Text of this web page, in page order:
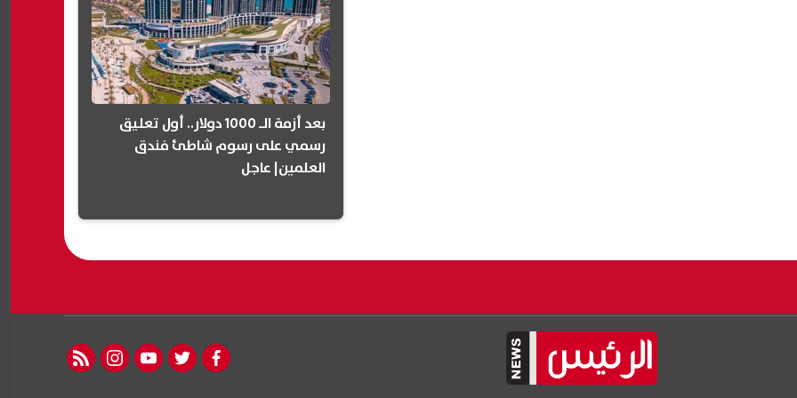
بعد أزمة الـ 1000 دولار.. أول تعليق
رسمي على رسوم شاطئ فندق
العلمين| عاجل
facebook
twitter
youtube
instagram
rss feed